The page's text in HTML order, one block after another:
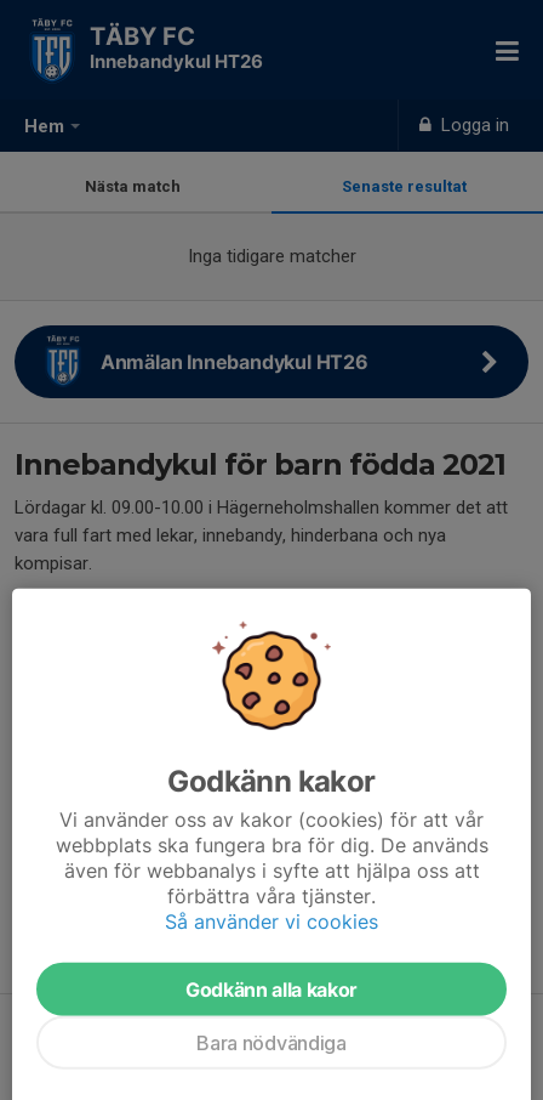
Hem Logga in
TÄBY FC
Innebandykul HT26
Nästa match Senaste resultat
Inga tidigare matcher
Anmälan Innebandykul HT26
Innebandykul för barn födda 2021
Lördagar kl. 09.00-10.00 i Hägerneholmshallen kommer det att
vara full fart med lekar, innebandy, hinderbana och nya
kompisar.
Innebandykul leds av utbildade ungdomstränare under 12
tillfällen där barnen får möjlighet att prova på att träna i grupp
med glädje och trygghet i fokus och innebandy som verktyg för
: Lördagar kl. 09:00-10:00
: start 19 sep, 12 tillfällen
Utrustning: inomhusskor, innebandyklubba och
innebandyglasögon (finns klubba och glasögon att låna)
:
I priset ingår t-shirt och vattenflaska. Vid varje träningstillfällen
Godkänn kakor
Vi använder oss av kakor (cookies) för att vår
webbplats ska fungera bra för dig. De används
även för webbanalys i syfte att hjälpa oss att
förbättra våra tjänster.
Så använder vi cookies
Godkänn alla kakor
Bara nödvändiga